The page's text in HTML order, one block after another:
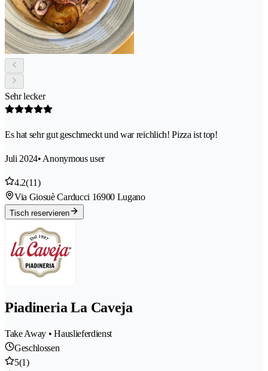
Sehr lecker
Es hat sehr gut geschmeckt und war reichlich! Pizza ist top!
Juli 2024• Anonymous user
4.2(11)
Via Giosuè Carducci 16900 Lugano
Tisch reservieren
Piadineria La Caveja
Take Away • Hauslieferdienst
Geschlossen
5(1)